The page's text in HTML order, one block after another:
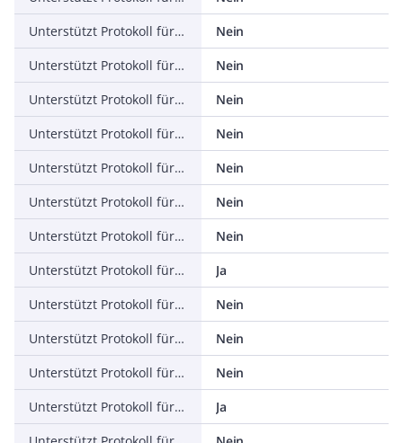
Unterstützt Protokoll für ASI
Nein
Unterstützt Protokoll für KNX
Nein
Unterstützt Protokoll für Modbus
Nein
Unterstützt Protokoll für Data-Highway
Nein
Unterstützt Protokoll für DeviceNet
Nein
Unterstützt Protokoll für SUCONET
Nein
Unterstützt Protokoll für LON
Nein
Unterstützt Protokoll für PROFINET IO
Ja
Unterstützt Protokoll für PROFINET CBA
Nein
Unterstützt Protokoll für SERCOS
Nein
Unterstützt Protokoll für Foundation Fieldbus
Nein
Unterstützt Protokoll für EtherNet/IP
Ja